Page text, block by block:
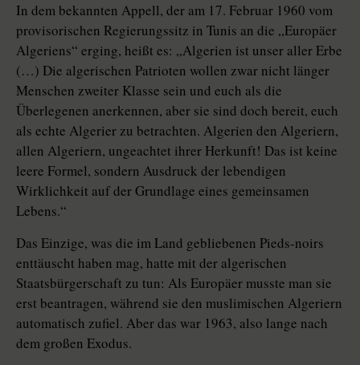
In dem bekannten Appell, der am 17. Februar 1960 vom
provisorischen Regierungssitz in Tunis an die „Europäer
Algeriens“ erging, heißt es: „Algerien ist unser aller Erbe
(…) Die algerischen Patrioten wollen zwar nicht länger
Menschen zweiter Klasse sein und euch als die
Überlegenen anerkennen, aber sie sind doch bereit, euch
als echte Algerier zu betrachten. Algerien den Algeriern,
allen Algeriern, ungeachtet ihrer Herkunft! Das ist keine
leere Formel, sondern Ausdruck der lebendigen
Wirklichkeit auf der Grundlage eines gemeinsamen
Lebens.“
Das Einzige, was die im Land gebliebenen Pieds-noirs
enttäuscht haben mag, hatte mit der algerischen
Staatsbürgerschaft zu tun: Als Europäer musste man sie
erst beantragen, während sie den muslimischen Algeriern
automatisch zufiel. Aber das war 1963, also lange nach
dem großen Exodus.